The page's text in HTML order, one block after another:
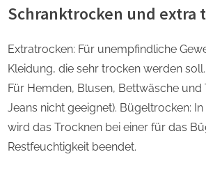
Schranktrocken und extra
Extratrocken: Für unempfindliche
Kleidung, die sehr trocken werden
Für Hemden, Blusen, Bettwäsche
Jeans nicht geeignet). Bügeltrocken:
wird das Trocknen bei einer für das
Restfeuchtigkeit beendet.